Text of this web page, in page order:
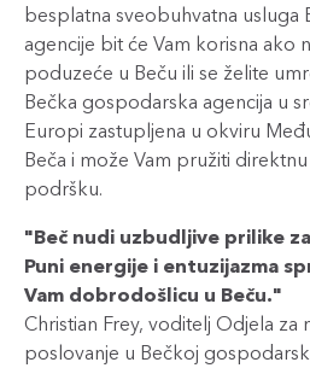
besplatna sveobuhvatna
agencije bit će Vam korisna ako
poduzeće u Beču ili se želite
Bečka gospodarska agencija u
Europi zastupljena u okviru
Beča i može Vam pružiti
podršku.
"Beč nudi uzbudljive prilike
Puni energije i entuzijazma
Vam dobrodošlicu u Beču."
Christian Frey, voditelj Odjela za
poslovanje u Bečkoj